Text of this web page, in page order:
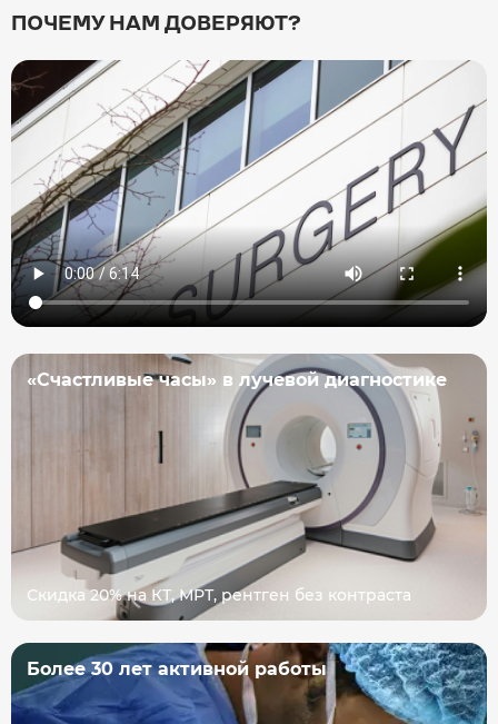
ПОЧЕМУ НАМ ДОВЕРЯЮТ?
«Счастливые часы» в лучевой диагностике
Скидка 20% на КТ, МРТ, рентген без контраста
Более 30 лет активной работы